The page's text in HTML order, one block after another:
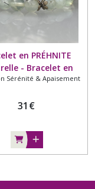
en PRÉHNITE
- Bracelet en
naturelle - Calme,
les dépendances
Sérénité & Apaisement
31 €